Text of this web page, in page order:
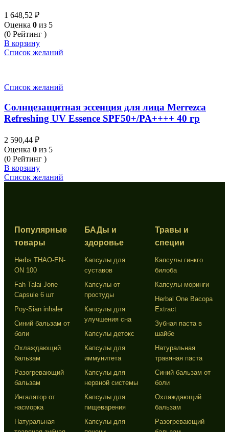
1 648,52 ₽
Оценка 0 из 5
(0 Рейтинг )
В корзину
Список желаний
Список желаний
Солнцезащитная эссенция для лица Merrezca
Refreshing UV Essence SPF50+/PA++++ 40 гр
2 590,44 ₽
Оценка 0 из 5
(0 Рейтинг )
В корзину
Список желаний
Популярные
товары
Herbs THAO-EN-
ON 100
Fah Talai Jone
Capsule 6 шт
Poy-Sian inhaler
Синий бальзам от
боли
Охлаждающий
бальзам
Разогревающий
бальзам
Ингалятор от
насморка
Натуральная
БАДы и
здоровье
Капсулы для
суставов
Капсулы от
простуды
Капсулы для
улучшения сна
Капсулы детокс
Капсулы для
иммунитета
Капсулы для
нервной системы
Капсулы для
пищеварения
Капсулы для
Травы и
специи
Капсулы гинкго
билоба
Капсулы моринги
Herbal One Bacopa
Extract
Зубная паста в
шайбе
Натуральная
травяная паста
Синий бальзам от
боли
Охлаждающий
бальзам
Разогревающий